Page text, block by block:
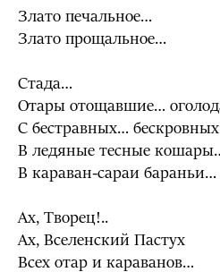
Злато печальное…
Злато прощальное…
Стада…
Отары отощавшие…
С бестравных…
В ледяные тесные
В караван-сараи бараньи…
Ах, Творец!..
Ах, Вселенский Пастух
Всех отар и караванов…